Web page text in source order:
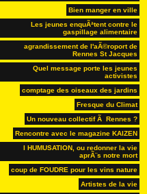
Bien manger en ville
Les jeunes enquÃªtent contre le
gaspillage alimentaire
agrandissement de l'aÃ©roport de
Rennes St Jacques
Quel message porte les jeunes
activistes
comptage des oiseaux des jardins
Fresque du Climat
Un nouveau collectif Ã Rennes ?
Rencontre avec le magazine KAIZEN
l HUMUSATION, ou redonner la vie
aprÃ¨s notre mort
coup de FOUDRE pour les vins nature
Artistes de la vie